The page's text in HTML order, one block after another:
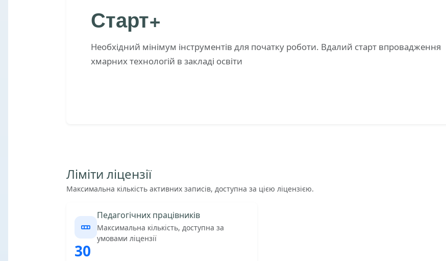
Старт+
Необхідний мінімум інструментів для початку роботи. Вдалий старт впровадження
хмарних технологій в закладі освіти
Ліміти ліцензії
Максимальна кількість активних записів, доступна за цією ліцензією.
Педагогічних працівників
Максимальна кількість, доступна за
умовами ліцензії
30